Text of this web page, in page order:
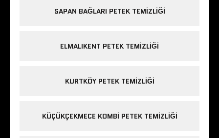
SAPAN BAĞLARI PETEK TEMIZLIĞI
ELMALIKENT PETEK TEMIZLIĞI
KURTKÖY PETEK TEMIZLIĞI
KÜÇÜKÇEKMECE KOMBI PETEK TEMIZLIĞI